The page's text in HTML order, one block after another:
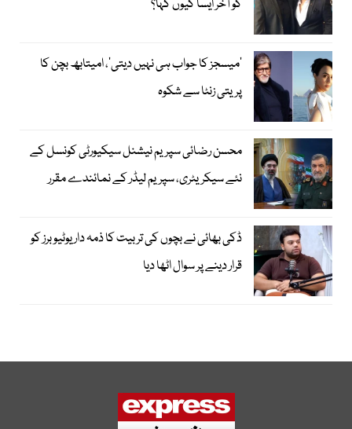
کو آخر ایسا کیوں کہا؟
’میسجز کا جواب ہی نہیں دیتی‘، امیتابھ بچن کا
پریتی زنٹا سے شکوہ
محسن رضائی سپریم نیشنل سیکیورٹی کونسل کے
نئے سیکریٹری، سپریم لیڈر کے نمائندے مقرر
ڈکی بھائی نے بچوں کی تربیت کا ذمہ دار یوٹیوبرز کو
قرار دینے پر سوال اٹھا دیا